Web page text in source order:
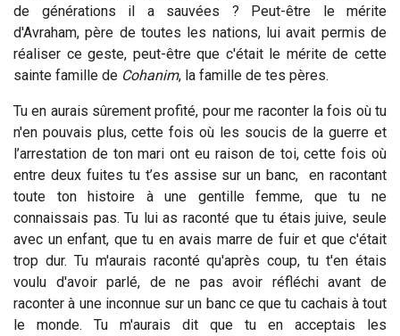
de générations il a sauvées ? Peut-être le mérite
d'Avraham, père de toutes les nations, lui avait permis de
réaliser ce geste, peut-être que c'était le mérite de cette
sainte famille de Cohanim, la famille de tes pères.
Tu en aurais sûrement profité, pour me raconter la fois où tu
n'en pouvais plus, cette fois où les soucis de la guerre et
l’arrestation de ton mari ont eu raison de toi, cette fois où
entre deux fuites tu t’es assise sur un banc, en racontant
toute ton histoire à une gentille femme, que tu ne
connaissais pas. Tu lui as raconté que tu étais juive, seule
avec un enfant, que tu en avais marre de fuir et que c'était
trop dur. Tu m'aurais raconté qu'après coup, tu t'en étais
voulu d'avoir parlé, de ne pas avoir réfléchi avant de
raconter à une inconnue sur un banc ce que tu cachais à tout
le monde. Tu m'aurais dit que tu en acceptais les